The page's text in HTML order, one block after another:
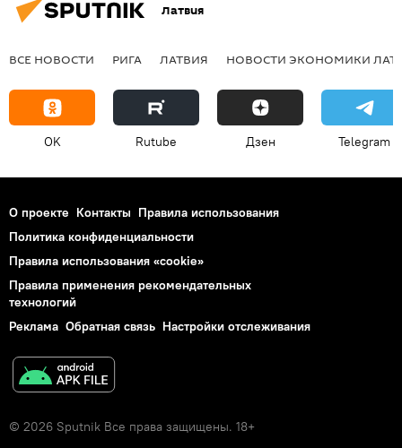
Латвия
ВСЕ НОВОСТИ РИГА ЛАТВИЯ НОВОСТИ ЭКОНОМИКИ
OK Rutube Дзен Telegram
О проекте Контакты Правила использования
Политика конфиденциальности
Правила использования «cookie»
Правила применения рекомендательных
технологий
Реклама Обратная связь Настройки отслеживания
© 2026 Sputnik Все права защищены. 18+